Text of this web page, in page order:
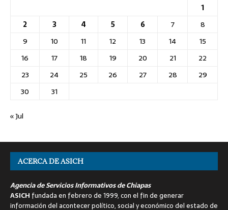
1
2
3 4 5 6 7
8
9
10 11 12 13 14
15
16
17 18 19 20 21
22
23
24 25 26 27 28
29
30
31
« Jul
ACERCA DE ASICH
Agencia de Servicios Informativos de Chiapas
ASICH fundada en febrero de 1999, con el fin de generar
información del acontecer político, social y económico del estado de